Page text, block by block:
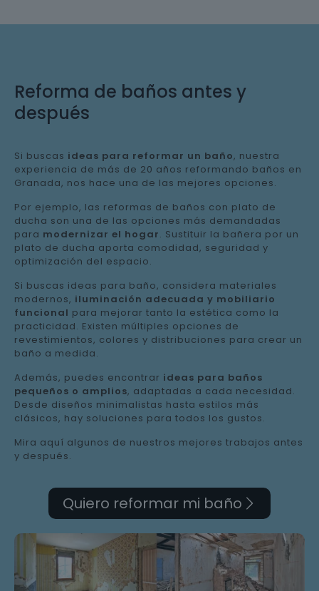
Reforma de baños antes y
después
Si buscas ideas para reformar un baño, nuestra
experiencia de más de 20 años reformando baños en
Granada, nos hace una de las mejores opciones.
Por ejemplo, las reformas de baños con plato de
ducha son una de las opciones más demandadas
para modernizar el hogar. Sustituir la bañera por un
plato de ducha aporta comodidad, seguridad y
optimización del espacio.
Si buscas ideas para baño, considera materiales
modernos, iluminación adecuada y mobiliario
funcional para mejorar tanto la estética como la
practicidad. Existen múltiples opciones de
revestimientos, colores y distribuciones para crear un
baño a medida.
Además, puedes encontrar ideas para baños
pequeños o amplios, adaptadas a cada necesidad.
Desde diseños minimalistas hasta estilos más
clásicos, hay soluciones para todos los gustos.
Mira aquí algunos de nuestros mejores trabajos antes
y después.
Quiero reformar mi baño